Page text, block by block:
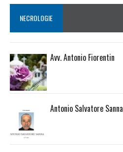
NECROLOGIE
Avv. Antonio Fiorentin
Antonio Salvatore Sanna